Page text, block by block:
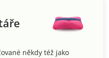
někdy též jako